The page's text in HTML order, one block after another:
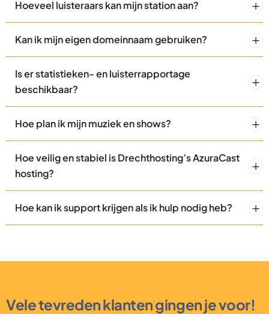
Hoeveel luisteraars kan mijn station aan?
Kan ik mijn eigen domeinnaam gebruiken?
Is er statistieken- en luisterrapportage
beschikbaar?
Hoe plan ik mijn muziek en shows?
Hoe veilig en stabiel is Drechthosting’s AzuraCast
hosting?
Hoe kan ik support krijgen als ik hulp nodig heb?
Vele tevreden klanten gingen je voor!